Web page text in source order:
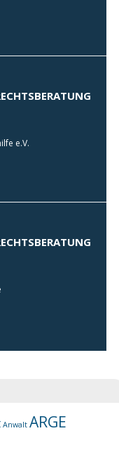
e.V.
Anwalt ARGE